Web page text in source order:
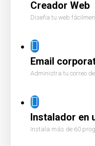
Creador Web
Diseña tu web
Email
Administra tu correo
Instalador en
Instala más de 60